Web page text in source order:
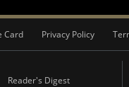
Card Privacy Policy
Reader's Digest